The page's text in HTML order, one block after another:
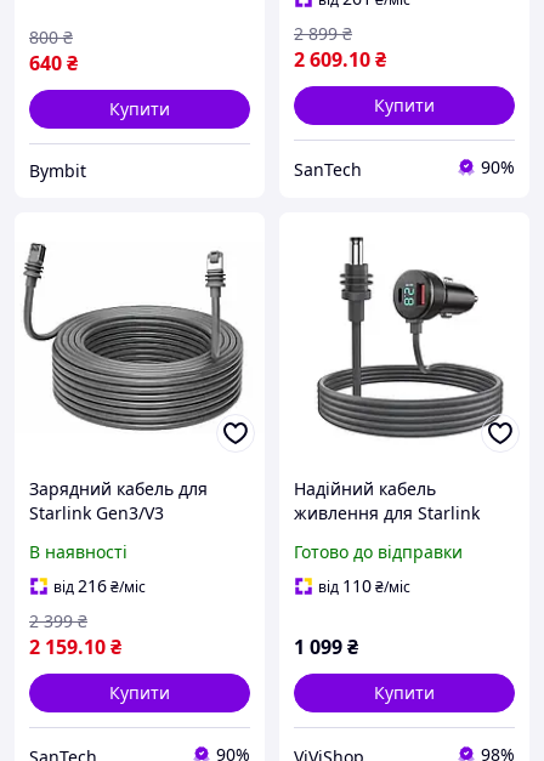
640₴
800 ₴
Купити
Bymbit
2 609.10₴
2 899 ₴
Купити
SanTech 90%
Зарядний кабель для
Starlink Gen3/V3
Сірий (2075902)
В наявності
від216₴/міс
2 159.10₴
2 399 ₴
Купити
SanTech 90%
Надійний кабель
живлення для Starlink
прикурювача 3 метри для
роботи в дорозі
Готово до відправки
від 110₴/міс
1 099₴
Купити
ViViShop 98%